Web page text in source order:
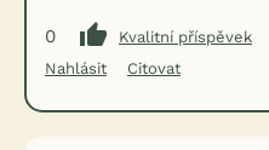
0
Kvalitní příspěvek
Nahlásit
Citovat